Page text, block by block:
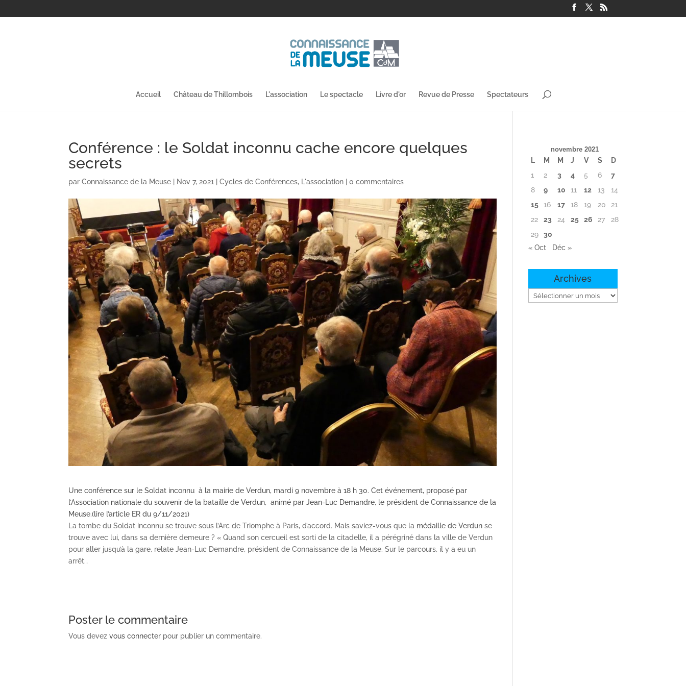
Accueil Château de Thillombois L'association Le spectacle Livre d'or Revue de Presse Spectateurs
Conférence : le Soldat inconnu cache encore quelques
secrets
parConnaissance de la Meuse | Nov 7, 2021 |Cycles de Conférences, L'association |0 commentaires
Une conférence sur le Soldat inconnu à la mairie de Verdun, mardi 9 novembre à 18 h 30. Cet événement, proposé par
l’Association nationale du souvenir de la bataille de Verdun, animé par Jean-Luc Demandre, le président de Connaissance de la
Meuse.(lire l’article ER du 9/11/2021)
La tombe du Soldat inconnu se trouve sous l’Arc de Triomphe à Paris, d’accord. Mais saviez-vous que la médaille de Verdun se
trouve avec lui, dans sa dernière demeure ? « Quand son cercueil est sorti de la citadelle, il a pérégriné dans la ville de Verdun
pour aller jusqu’à la gare, relate Jean-Luc Demandre, président de Connaissance de la Meuse. Sur le parcours, il y a eu un
arrêt…
Poster le commentaire
Vous devezvous connecter pour publier un commentaire.
novembre 2021
L M M J V S
D
1
2 3 4 5 6
7
8
9 10 11 12 13
14
15
16 17 18 19 20
21
22
23 24 25 26 27
28
29
30
« Oct
Déc »
Archives
Archives